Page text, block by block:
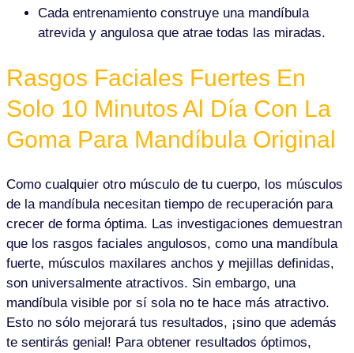
Cada entrenamiento construye una mandíbula
atrevida y angulosa que atrae todas las miradas.
Rasgos Faciales Fuertes En
Solo 10 Minutos Al Día Con La
Goma Para Mandíbula Original
Como cualquier otro músculo de tu cuerpo, los músculos
de la mandíbula necesitan tiempo de recuperación para
crecer de forma óptima. Las investigaciones demuestran
que los rasgos faciales angulosos, como una mandíbula
fuerte, músculos maxilares anchos y mejillas definidas,
son universalmente atractivos. Sin embargo, una
mandíbula visible por sí sola no te hace más atractivo.
Esto no sólo mejorará tus resultados, ¡sino que además
te sentirás genial! Para obtener resultados óptimos,